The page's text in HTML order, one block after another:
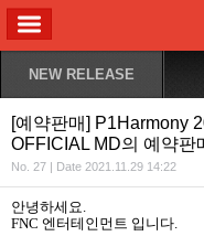
NEW RELEASE
[예약판매] P1Harmony
OFFICIAL MD의 예약판
No. 27 | Date 2021.11.29 14:22
안녕하세요.
FNC 엔터테인먼트 입니다.